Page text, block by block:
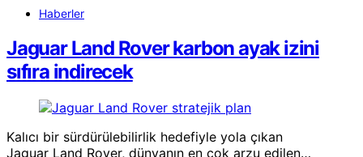
Haberler
Jaguar Land Rover karbon ayak izini
sıfıra indirecek
Kalıcı bir sürdürülebilirlik hedefiyle yola çıkan
Jaguar Land Rover, dünyanın en çok arzu edilen…